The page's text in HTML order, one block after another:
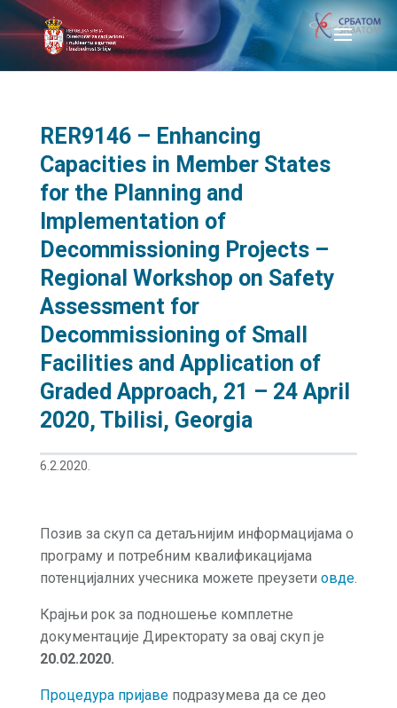
RER9146 – Enhancing
Capacities in Member States
for the Planning and
Implementation of
Decommissioning Projects –
Regional Workshop on Safety
Assessment for
Decommissioning of Small
Facilities and Application of
Graded Approach, 21 – 24 April
2020, Tbilisi, Georgia
6.2.2020.
Позив за скуп са детаљнијим информацијама о
програму и потребним квалификацијама
потенцијалних учесника можете преузети овде.
Крајњи рок за подношење комплетне
документације Директорату за овај скуп је
20.02.2020.
Процедура пријавеподразумева да се део